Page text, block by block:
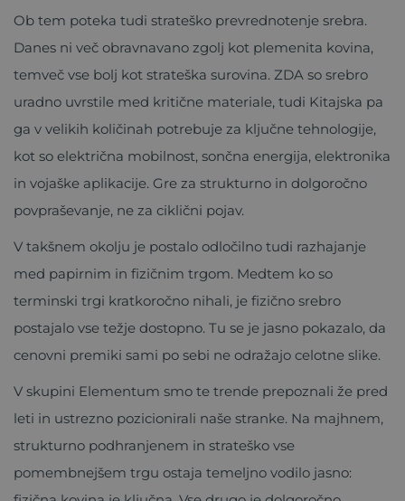
Ob tem poteka tudi strateško prevrednotenje srebra.
Danes ni več obravnavano zgolj kot plemenita kovina,
temveč vse bolj kot strateška surovina. ZDA so srebro
uradno uvrstile med kritične materiale, tudi Kitajska pa
ga v velikih količinah potrebuje za ključne tehnologije,
kot so električna mobilnost, sončna energija, elektronika
in vojaške aplikacije. Gre za strukturno in dolgoročno
povpraševanje, ne za ciklični pojav.
V takšnem okolju je postalo odločilno tudi razhajanje
med papirnim in fizičnim trgom. Medtem ko so
terminski trgi kratkoročno nihali, je fizično srebro
postajalo vse težje dostopno. Tu se je jasno pokazalo, da
cenovni premiki sami po sebi ne odražajo celotne slike.
V skupini Elementum smo te trende prepoznali že pred
leti in ustrezno pozicionirali naše stranke. Na majhnem,
strukturno podhranjenem in strateško vse
pomembnejšem trgu ostaja temeljno vodilo jasno: